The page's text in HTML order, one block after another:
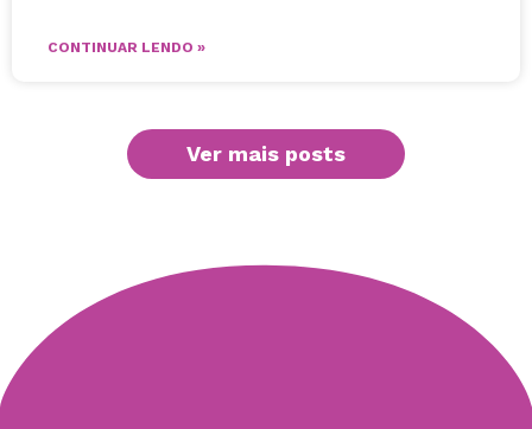
CONTINUAR LENDO »
Ver mais posts